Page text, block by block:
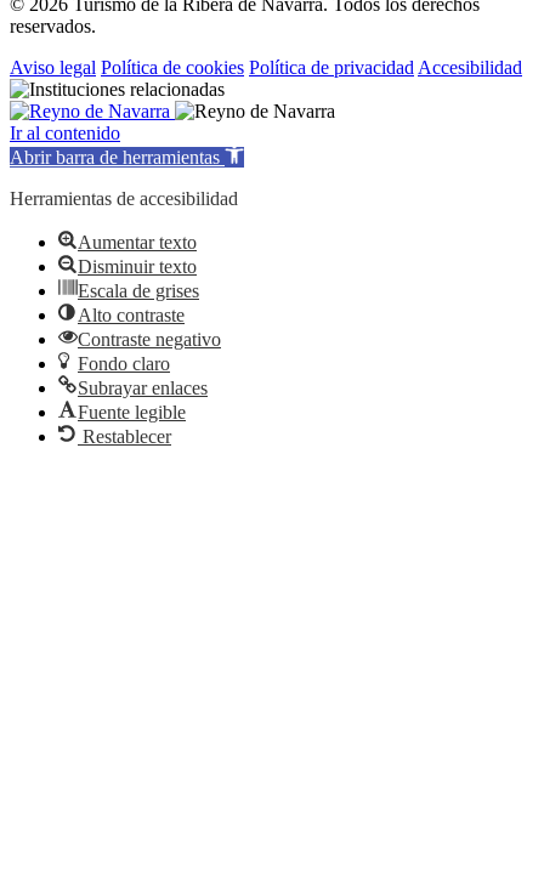
reservados.
Aviso legal Política de cookies Política de privacidad Accesibilidad
Ir al contenido
Abrir barra de herramientas
Herramientas de accesibilidad
Aumentar texto
Disminuir texto
Escala de grises
Alto contraste
Contraste negativo
Fondo claro
Subrayar enlaces
Fuente legible
Restablecer